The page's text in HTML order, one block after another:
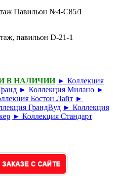
Павильон №4-С85/1
павильон D-21-1
В НАЛИЧИИ ► Коллекция
► Коллекция Милано ►
Бостон Лайт ►
ГрандВуд ► Коллекция
► Коллекция Стандарт